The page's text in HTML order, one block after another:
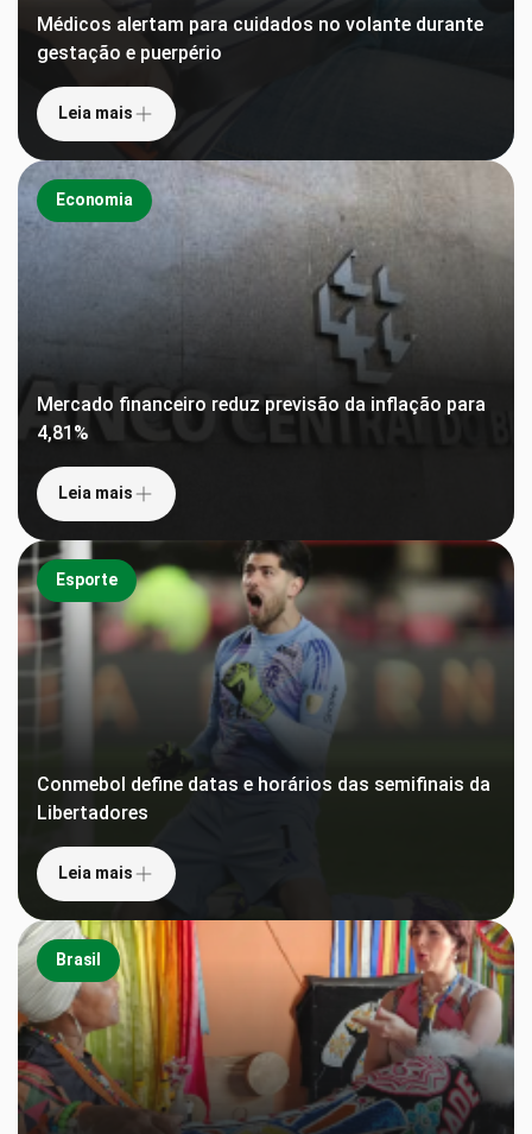
Médicos alertam para cuidados no volante durante
gestação e puerpério
Leia mais
Economia
Mercado financeiro reduz previsão da inflação para
4,81%
Leia mais
Esporte
Conmebol define datas e horários das semifinais da
Libertadores
Leia mais
Brasil